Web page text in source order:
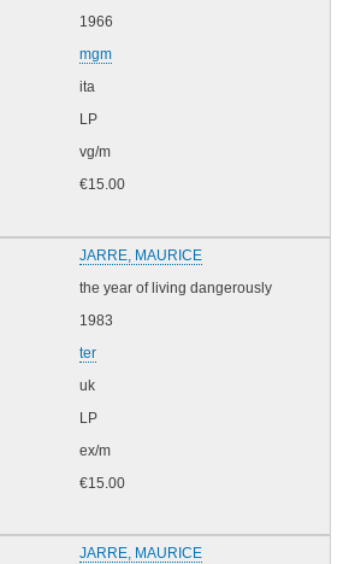
1966
mgm
ita
LP
vg/m
€15.00
JARRE, MAURICE
the year of living dangerously
1983
ter
uk
LP
ex/m
€15.00
JARRE, MAURICE